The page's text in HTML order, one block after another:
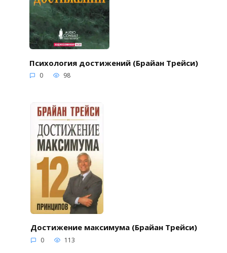
Психология достижений (Брайан Трейси)
0 98
Достижение максимума (Брайан Трейси)
0 113